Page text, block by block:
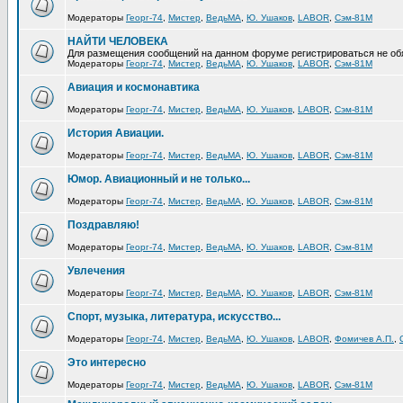
Модераторы Георг-74 Мистер ВедьМА Ю. Ушаков LABOR Сэм-81М
НАЙТИ ЧЕЛОВЕКА
Для размещения сообщений на данном форуме регистрироваться не
Модераторы Георг-74 Мистер ВедьМА Ю. Ушаков LABOR Сэм-81М
Авиация и космонавтика
Модераторы Георг-74 Мистер ВедьМА Ю. Ушаков LABOR Сэм-81М
История Авиации.
Модераторы Георг-74 Мистер ВедьМА Ю. Ушаков LABOR Сэм-81М
Юмор. Авиационный и не только...
Модераторы Георг-74 Мистер ВедьМА Ю. Ушаков LABOR Сэм-81М
Поздравляю!
Модераторы Георг-74 Мистер ВедьМА Ю. Ушаков LABOR Сэм-81М
Увлечения
Модераторы Георг-74 Мистер ВедьМА Ю. Ушаков LABOR Сэм-81М
Спорт, музыка, литература, искусство...
Модераторы Георг-74 Мистер ВедьМА Ю. Ушаков LABOR Фомичев А.П.
Это интересно
Модераторы Георг-74 Мистер ВедьМА Ю. Ушаков LABOR Сэм-81М